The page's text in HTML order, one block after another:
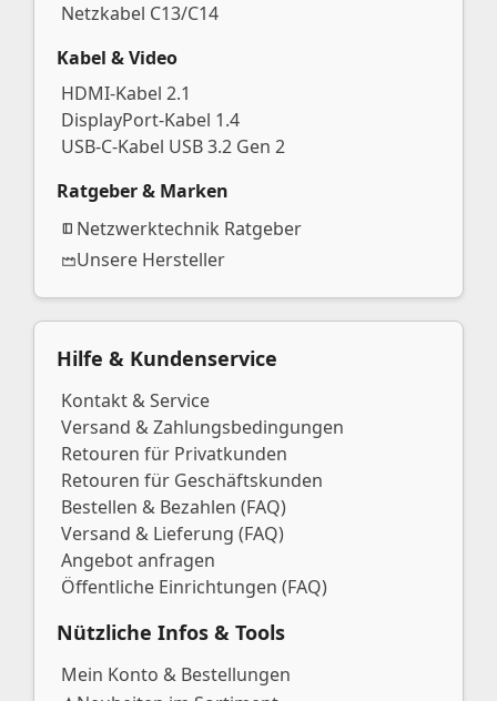
Netzkabel C13/C14
Kabel & Video
HDMI-Kabel 2.1
DisplayPort-Kabel 1.4
USB-C-Kabel USB 3.2 Gen 2
Ratgeber & Marken
Netzwerktechnik Ratgeber
Unsere Hersteller
Hilfe & Kundenservice
Kontakt & Service
Versand & Zahlungsbedingungen
Retouren für Privatkunden
Retouren für Geschäftskunden
Bestellen & Bezahlen (FAQ)
Versand & Lieferung (FAQ)
Angebot anfragen
Öffentliche Einrichtungen (FAQ)
Nützliche Infos & Tools
Mein Konto & Bestellungen